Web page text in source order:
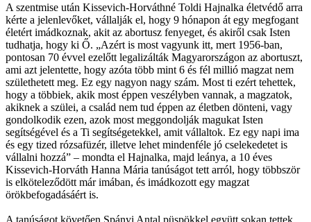
A szentmise után Kissevich-Horváthné Toldi Hajnalka életvédő arra
kérte a jelenlevőket, vállalják el, hogy 9 hónapon át egy megfogant
életért imádkoznak, akit az abortusz fenyeget, és akiről csak Isten
tudhatja, hogy ki Ő. „Azért is most vagyunk itt, mert 1956-ban,
pontosan 70 évvel ezelőtt legalizálták Magyarországon az abortuszt,
ami azt jelentette, hogy azóta több mint 6 és fél millió magzat nem
születhetett meg. Ez egy nagyon nagy szám. Most ti ezért tehettek,
hogy a többiek, akik most éppen veszélyben vannak, a magzatok,
akiknek a szülei, a család nem tud éppen az életben dönteni, vagy
gondolkodik ezen, azok most meggondolják magukat Isten
segítségével és a Ti segítségetekkel, amit vállaltok. Ez egy napi ima
és egy tized rózsafüzér, illetve lehet mindenféle jó cselekedetet is
vállalni hozzá” – mondta el Hajnalka, majd leánya, a 10 éves
Kissevich-Horváth Hanna Mária tanúságot tett arról, hogy többször
is elköteleződött már imában, és imádkozott egy magzat
örökbefogadásáért is.
A tanúságot követően Spányi Antal püspökkel együtt sokan tettek